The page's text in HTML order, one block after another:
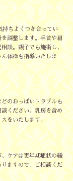
持ちよくつき合ってい
調整します。手首や肩
談。親子でも施術し、
体操も指導いたしま
のおっぱいトラブルも
ください。乳房を含め
をいたします。
ケアは更年期症状の緩
ますので、ご相談くだ